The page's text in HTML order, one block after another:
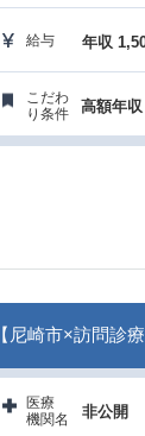
給与 年収
こだわ
り条件
高額年
【尼崎市×訪問
医療
機関名
非公開